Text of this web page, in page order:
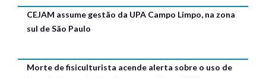
CEJAM assume gestão da UPA Campo Limpo, na zona
sul de São Paulo
Morte de fisiculturista acende alerta sobre o uso de